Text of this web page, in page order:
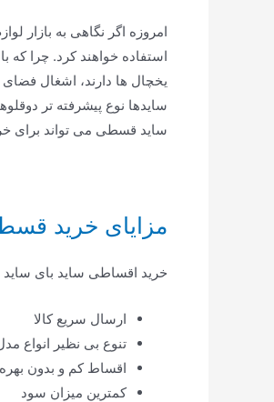
امروزه اگر نگاهی به بازار
استفاده خواهند کرد. چرا که
یخچال ها دارند، اشغال
سایدها نوع پیشرفته تر
ساید قسطی می تواند برای
مزایای خرید
خرید اقساطی ساید بای
ارسال سریع کالا
تنوع بی نظیر انواع
اقساط کم و بدون بهره
کمترین میزان سود